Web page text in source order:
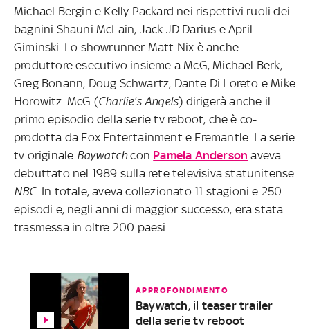
Michael Bergin e Kelly Packard nei rispettivi ruoli dei
bagnini Shauni McLain, Jack JD Darius e April
Giminski. Lo showrunner Matt Nix è anche
produttore esecutivo insieme a McG, Michael Berk,
Greg Bonann, Doug Schwartz, Dante Di Loreto e Mike
Horowitz. McG (Charlie's Angels) dirigerà anche il
primo episodio della serie tv reboot, che è co-
prodotta da Fox Entertainment e Fremantle. La serie
tv originale Baywatchcon Pamela Anderson aveva
debuttato nel 1989 sulla rete televisiva statunitense
NBC. In totale, aveva collezionato 11 stagioni e 250
episodi e, negli anni di maggior successo, era stata
trasmessa in oltre 200 paesi.
APPROFONDIMENTO
Baywatch, il teaser trailer
della serie tv reboot